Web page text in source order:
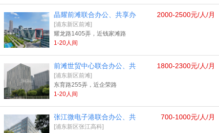
2000-2500元/人/月
晶耀前滩联合办公、共享办
[浦东新区前滩]
耀龙路1405弄，近钱家滩路
1-20人间
1800-2300元/人/月
前滩世贸中心联合办公、共
[浦东新区前滩]
东育路255弄，近企荣路
1-20人间
700-1000元/人/月
张江微电子港联合办公、共
[浦东新区张江高科]